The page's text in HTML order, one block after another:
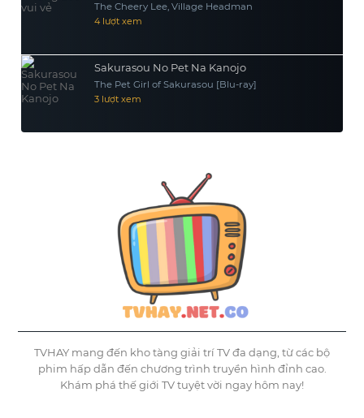
The Cheery Lee, Village Headman
4 lượt xem
Sakurasou No Pet Na Kanojo
The Pet Girl of Sakurasou [Blu-ray]
3 lượt xem
TVHAY mang đến kho tàng giải trí TV đa dạng, từ các bộ
phim hấp dẫn đến chương trình truyền hình đỉnh cao.
Khám phá thế giới TV tuyệt vời ngay hôm nay!